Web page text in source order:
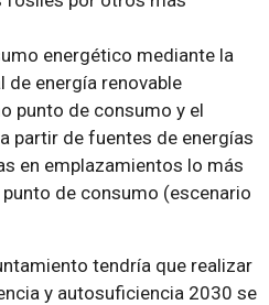
energético mediante la
de energía renovable
punto de consumo y el
partir de fuentes de energías
en emplazamientos lo más
de consumo (escenario
tendría que realizar
y autosuficiencia 2030 se